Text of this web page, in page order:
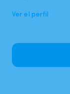
Ver el perfil